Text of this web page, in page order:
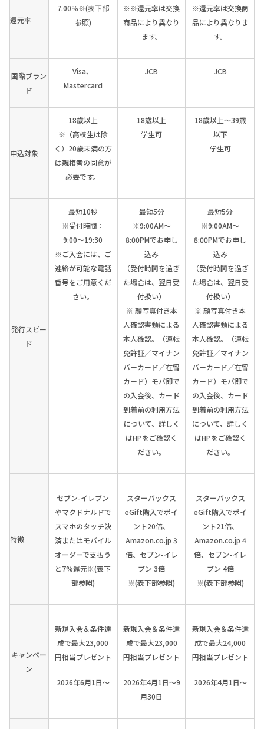
還元率
7.00％※(表下部
参照)
※※還元率は交換
商品により異なり
ます。
※還元率は交換商
品により異なりま
す。
国際ブラン
ド
Visa、
Mastercard
JCB JCB
申込対象
18歳以上
※（高校生は除
く）20歳未満の方
は親権者の同意が
必要です。
18歳以上
学生可
18歳以上～39歳
以下
学生可
発行スピー
ド
最短10秒
※受付時間：
9:00〜19:30
※ご入会には、ご
連絡が可能な電話
番号をご用意くだ
さい。
最短5分
※9:00AM～
8:00PMでお申し
込み
（受付時間を過ぎ
た場合は、翌日受
付扱い）
※ 顔写真付き本
人確認書類による
本人確認。（運転
免許証／マイナン
バーカード／在留
カード）モバ即で
の入会後、カード
到着前の利用方法
について、詳しく
はHPをご確認く
ださい。
最短5分
※9:00AM～
8:00PMでお申し
込み
（受付時間を過ぎ
た場合は、翌日受
付扱い）
※ 顔写真付き本
人確認書類による
本人確認。（運転
免許証／マイナン
バーカード／在留
カード）モバ即で
の入会後、カード
到着前の利用方法
について、詳しく
はHPをご確認く
ださい。
特徴
セブン-イレブン
やマクドナルドで
スマホのタッチ決
済またはモバイル
オーダーで支払う
と7%還元※(表下
部参照)
スターバックス
eGift購入でポイ
ント20倍、
Amazon.co.jp 3
倍、セブン-イレ
ブン 3倍
※(表下部参照)
スターバックス
eGift購入でポイ
ント21倍、
Amazon.co.jp 4
倍、セブン-イレ
ブン 4倍
※(表下部参照)
キャンペー
ン
新規入会＆条件達
成で最大23,000
円相当プレゼント
2026年6月1日～
新規入会＆条件達
成で最大23,000
円相当プレゼント
2026年4月1日～9
月30日
新規入会＆条件達
成で最大24,000
円相当プレゼント
2026年4月1日～